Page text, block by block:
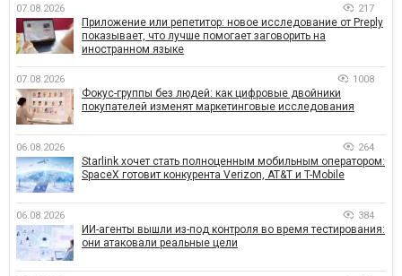
07.08.2026 217
Приложение или репетитор: новое исследование от Preply
показывает, что лучше помогает заговорить на
иностранном языке
07.08.2026 1008
Фокус-группы без людей: как цифровые двойники
покупателей изменят маркетинговые исследования
06.08.2026 264
Starlink хочет стать полноценным мобильным оператором:
SpaceX готовит конкурента Verizon, AT&T и T-Mobile
06.08.2026 384
ИИ-агенты вышли из-под контроля во время тестирования:
они атаковали реальные цели